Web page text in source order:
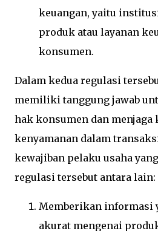
keuangan, yaitu
produk atau layanan
konsumen.
Dalam kedua regulasi
memiliki tanggung jawab
hak konsumen dan menjaga
kenyamanan dalam
kewajiban pelaku usaha
regulasi tersebut antara lain:
Memberikan informasi
akurat mengenai